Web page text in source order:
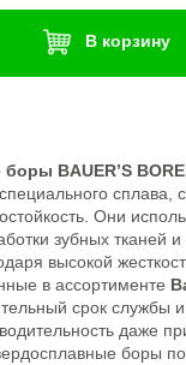
В корзину
BAUER’S
сплава,
Они
зубных тканей и
высокой
в ассортименте
срок службы
даже
боры